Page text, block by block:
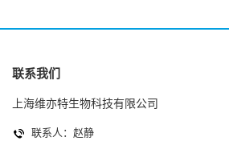
联系我们
上海维亦特生物科技有限公司
联系人：赵静